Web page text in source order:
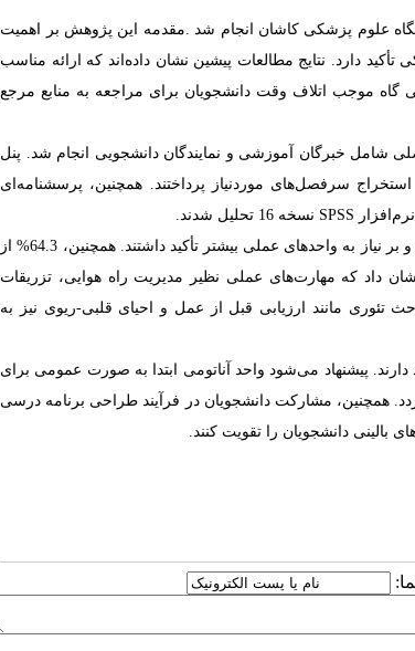
علوم پزشکی کاشان انجام شد
مقدمه این پژوهش بر اهمیت
دارد. نتایج مطالعات پیشین نشان داده‌اند که ارائه مناسب
گاه موجب اتلاف وقت دانشجویان برای مراجعه به منابع مرجع
شامل خبرگان آموزشی و نمایندگان دانشجویی انجام شد. پنل
سرفصل‌های موردنیاز پرداختند. همچنین، پرسشنامه‌ای
SPSS نسخه 16 تحلیل شدند
نتایج نشان داد که اکثر دانشجویان محتوای تدریس‌شده را در سطح متوسط ارزیابی کرده‌اند و بر نیاز به واحدهای عملی بیشتر تأکید داشتند. همچنین، 64.3% از
داد که مهارت‌های عملی نظیر مدیریت راه هوایی، تزریقات
تئوری مانند ارزیابی قبل از عمل و احیای قلبی-ریوی نیز به
پیشنهاد می‌شود واحد آناتومی ابتدا به صورت عمومی برای
همچنین، مشارکت دانشجویان در فرآیند طراحی برنامه درسی
بالینی دانشجویان را تقویت کنند